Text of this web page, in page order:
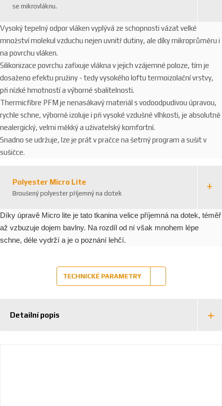
se mikrovláknu.
Vysoký tepelný odpor vláken vyplývá ze schopnosti vázat velké
množství molekul vzduchu nejen uvnitř dutiny, ale díky mikroprůměru i
na povrchu vláken.
Silikonizace povrchu zafixuje vlákna v jejich vzájemné poloze, tím je
dosaženo efektu pružiny - tedy vysokého loftu termoizolační vrstvy,
při nízké hmotností a výborné sbalitelnosti.
Thermicfibre PFM je nenasákavý materiál s vodoodpudivou úpravou,
rychle schne, výborně izoluje i při vysoké vzdušné vlhkosti, je absolutně
nealergický, velmi měkký a uživatelský komfortní.
Snadno se udržuje, lze je prát v pračce na šetrný program a sušit v
sušičce.
Polyester Micro Lite
Broušený polyester příjemný na dotek
Díky úpravě Micro lite je tato tkanina velice příjemná na dotek, téměř
až vzbuzuje dojem bavlny. Na rozdíl od ní však mnohem lépe
schne, déle vydrží a je o poznání lehčí.
TECHNICKÉ PARAMETRY
Detailní popis